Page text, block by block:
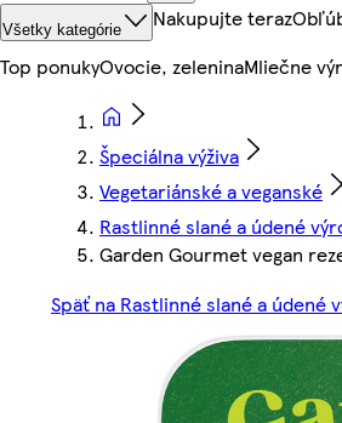
Všetky kategórie Nakupujte teraz
Top ponukyOvocie, zeleninaMliečne
Špeciálna výživa
Vegetariánské a veganské
Rastlinné slané a údené
Garden Gourmet vegan
Späť na Rastlinné slané a údené